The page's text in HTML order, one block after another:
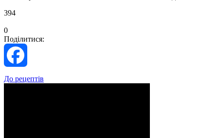
394
0
Поділитися:
Facebook
До рецептів